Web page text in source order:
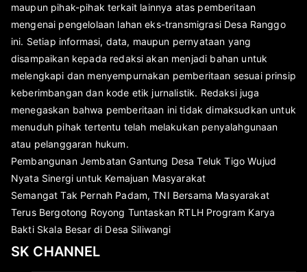
maupun pihak-pihak terkait lainnya atas pemberitaan
mengenai pengelolaan lahan eks-transmigrasi Desa Ranggo
ini. Setiap informasi, data, maupun pernyataan yang
disampaikan kepada redaksi akan menjadi bahan untuk
melengkapi dan menyempurnakan pemberitaan sesuai prinsip
keberimbangan dan kode etik jurnalistik. Redaksi juga
menegaskan bahwa pemberitaan ini tidak dimaksudkan untuk
menuduh pihak tertentu telah melakukan penyalahgunaan
atau pelanggaran hukum.
Pembangunan Jembatan Gantung Desa Teluk Tigo Wujud
Nyata Sinergi untuk Kemajuan Masyarakat
Semangat Tak Pernah Padam, TNI Bersama Masyarakat
Terus Bergotong Royong Tuntaskan RTLH Program Karya
Bakti Skala Besar di Desa Siliwangi
SK CHANNEL